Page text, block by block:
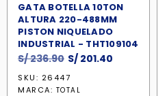
GATA BOTELLA 10TON
ALTURA 220-488MM
PISTON NIQUELADO
INDUSTRIAL - THT109104
S/236.90 El
precio
original
S/ 201.40
SKU: 26447
MARCA: TOTAL